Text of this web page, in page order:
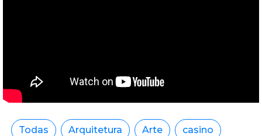
Todas Arquitetura Arte casino